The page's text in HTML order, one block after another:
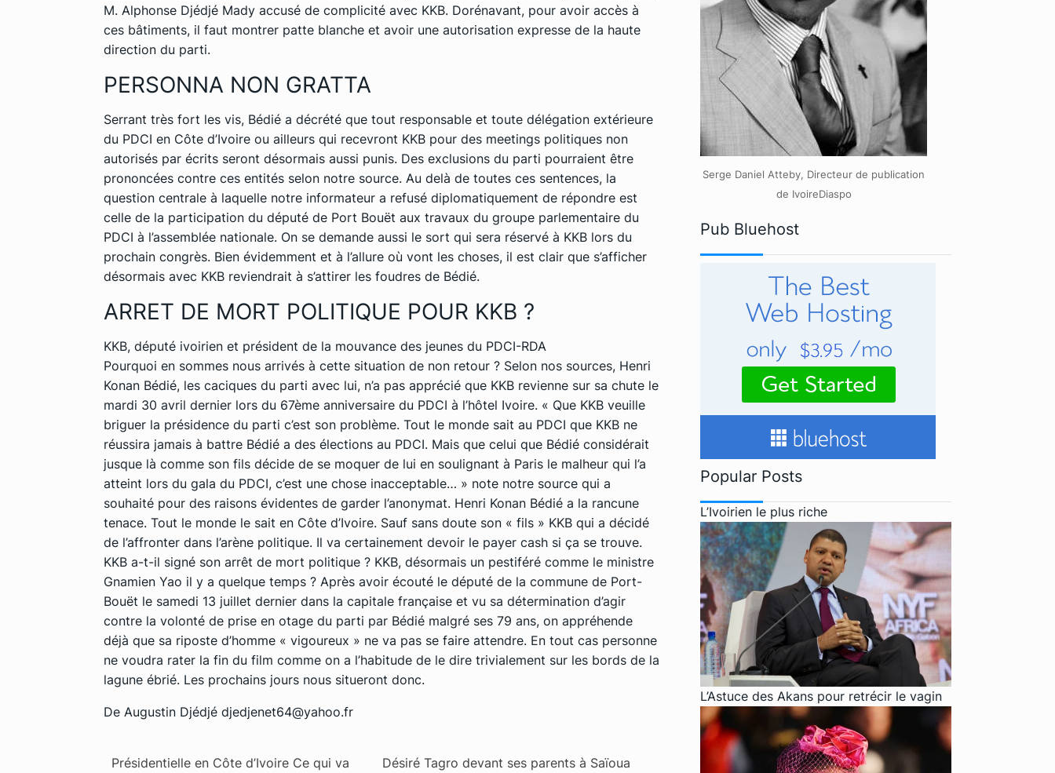
M. Alphonse Djédjé Mady accusé de complicité avec KKB. Dorénavant, pour avoir accès à
ces bâtiments, il faut montrer patte blanche et avoir une autorisation expresse de la haute
direction du parti.
PERSONNA NON GRATTA
Serrant très fort les vis, Bédié a décrété que tout responsable et toute délégation extérieure
du PDCI en Côte d’Ivoire ou ailleurs qui recevront KKB pour des meetings politiques non
autorisés par écrits seront désormais aussi punis. Des exclusions du parti pourraient être
prononcées contre ces entités selon notre source. Au delà de toutes ces sentences, la
question centrale à laquelle notre informateur a refusé diplomatiquement de répondre est
celle de la participation du député de Port Bouët aux travaux du groupe parlementaire du
PDCI à l’assemblée nationale. On se demande aussi le sort qui sera réservé à KKB lors du
prochain congrès. Bien évidemment et à l’allure où vont les choses, il est clair que s’afficher
désormais avec KKB reviendrait à s’attirer les foudres de Bédié.
ARRET DE MORT POLITIQUE POUR KKB ?
KKB, député ivoirien et président de la mouvance des jeunes du PDCI-RDA
Pourquoi en sommes nous arrivés à cette situation de non retour ? Selon nos sources, Henri
Konan Bédié, les caciques du parti avec lui, n’a pas apprécié que KKB revienne sur sa chute le
mardi 30 avril dernier lors du 67ème anniversaire du PDCI à l’hôtel Ivoire. « Que KKB veuille
briguer la présidence du parti c’est son problème. Tout le monde sait au PDCI que KKB ne
réussira jamais à battre Bédié a des élections au PDCI. Mais que celui que Bédié considérait
jusque là comme son fils décide de se moquer de lui en soulignant à Paris le malheur qui l’a
atteint lors du gala du PDCI, c’est une chose inacceptable… » note notre source qui a
souhaité pour des raisons évidentes de garder l’anonymat. Henri Konan Bédié a la rancune
tenace. Tout le monde le sait en Côte d’Ivoire. Sauf sans doute son « fils » KKB qui a décidé
de l’affronter dans l’arène politique. Il va certainement devoir le payer cash si ça se trouve.
KKB a-t-il signé son arrêt de mort politique ? KKB, désormais un pestiféré comme le ministre
Gnamien Yao il y a quelque temps ? Après avoir écouté le député de la commune de Port-
Bouët le samedi 13 juillet dernier dans la capitale française et vu sa détermination d’agir
contre la volonté de prise en otage du parti par Bédié malgré ses 79 ans, on appréhende
déjà que sa riposte d’homme « vigoureux » ne va pas se faire attendre. En tout cas personne
ne voudra rater la fin du film comme on a l’habitude de le dire trivialement sur les bords de la
lagune ébrié. Les prochains jours nous situeront donc.
De Augustin Djédjé djedjenet64@yahoo.fr
Présidentielle en Côte d’Ivoire Ce qui va
Désiré Tagro devant ses parents à Saïoua
Serge Daniel Atteby, Directeur de publication
de IvoireDiaspo
Pub Bluehost
Popular Posts
L’Ivoirien le plus riche
L’Astuce des Akans pour retrécir le vagin